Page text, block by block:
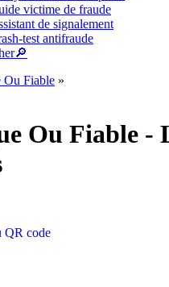
victime de fraude
de signalement
test antifraude
🔎︎
Ou Fiable »
Ou Fiable -